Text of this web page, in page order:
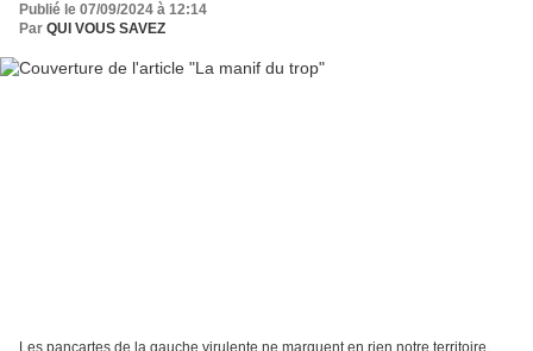
Publié le 07/09/2024 à 12:14
Par QUI VOUS SAVEZ
Les pancartes de la gauche virulente ne marquent en rien notre territoire.